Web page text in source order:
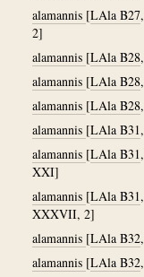
alamannis [LAla B27
2]
alamannis [LAla B28
alamannis [LAla B28
alamannis [LAla B28
alamannis [LAla B31
alamannis [LAla B31
XXI]
alamannis [LAla B31
XXXVII, 2]
alamannis [LAla B32
alamannis [LAla B32